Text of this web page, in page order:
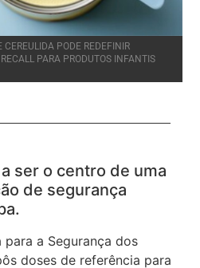
CEREULIDA PODE REDEFINIR
PARA PRODUTOS INFANTIS
ser o centro de uma
de segurança
a Segurança dos
doses de referência para